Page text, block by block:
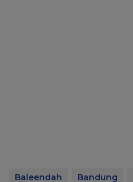
Baleendah Bandung